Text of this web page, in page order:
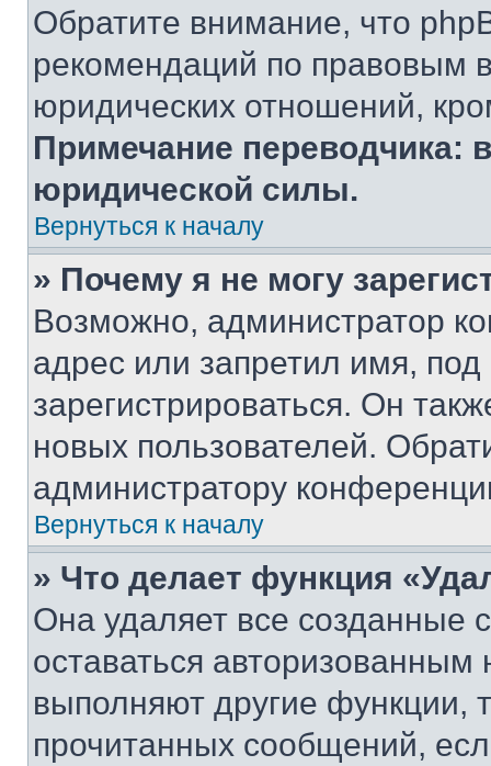
Обратите внимание, что
рекомендаций по правовым
юридических отношений,
Примечание переводчика:
юридической силы.
Вернуться к началу
» Почему я не могу
Возможно, администратор
адрес или запретил имя,
зарегистрироваться. Он
новых пользователей.
администратору
Вернуться к началу
» Что делает функция
Она удаляет все созданные
оставаться
выполняют другие функции,
прочитанных сообщений,